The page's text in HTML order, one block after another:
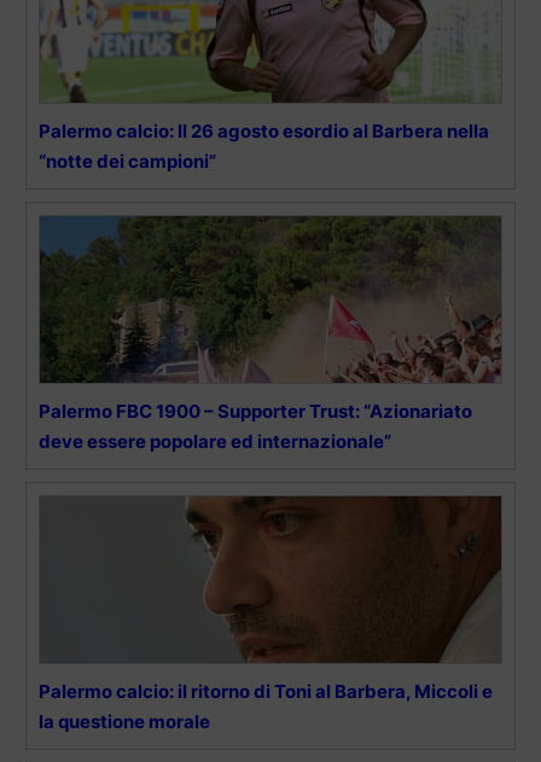
Palermo calcio: Il 26 agosto esordio al Barbera nella
“notte dei campioni”
Palermo FBC 1900 – Supporter Trust: “Azionariato
deve essere popolare ed internazionale”
Palermo calcio: il ritorno di Toni al Barbera, Miccoli e
la questione morale